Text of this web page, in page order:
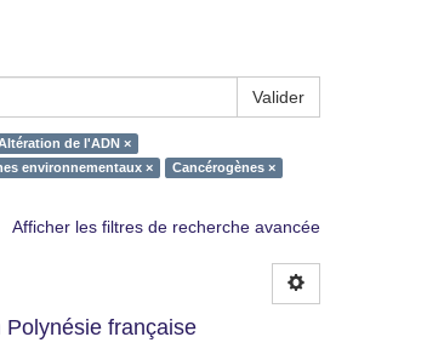
Valider
de l'ADN ×
environnementaux ×
Cancérogènes ×
Afficher les filtres de recherche avancée
française